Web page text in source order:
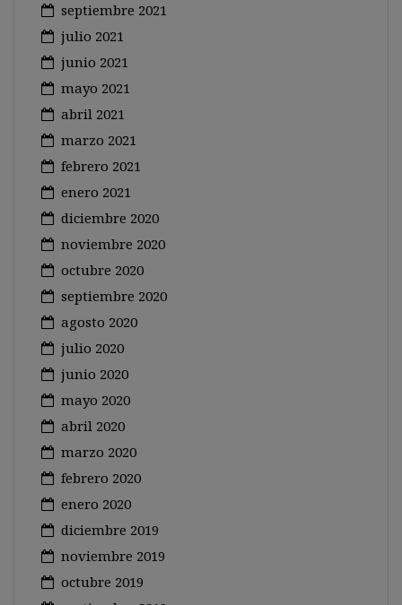
septiembre 2021
julio 2021
junio 2021
mayo 2021
abril 2021
marzo 2021
febrero 2021
enero 2021
diciembre 2020
noviembre 2020
octubre 2020
septiembre 2020
agosto 2020
julio 2020
junio 2020
mayo 2020
abril 2020
marzo 2020
febrero 2020
enero 2020
diciembre 2019
noviembre 2019
octubre 2019